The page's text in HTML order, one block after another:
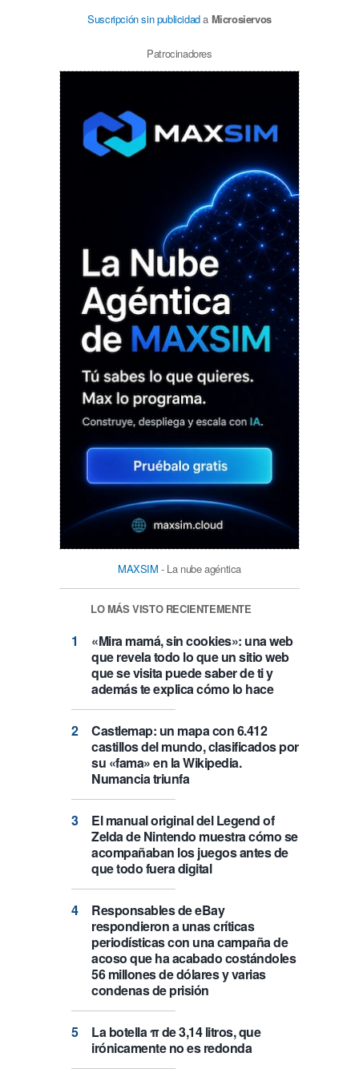
Suscripción sin publicidada Microsiervos
Patrocinadores
MAXSIM - La nube agéntica
LO MÁS VISTO RECIENTEMENTE
«Mira mamá, sin cookies»: una web
que revela todo lo que un sitio web
que se visita puede saber de ti y
además te explica cómo lo hace
Castlemap: un mapa con 6.412
castillos del mundo, clasificados por
su «fama» en la Wikipedia.
Numancia triunfa
El manual original del Legend of
Zelda de Nintendo muestra cómo se
acompañaban los juegos antes de
que todo fuera digital
Responsables de eBay
respondieron a unas críticas
periodísticas con una campaña de
acoso que ha acabado costándoles
56 millones de dólares y varias
condenas de prisión
La botella π de 3,14 litros, que
irónicamente no es redonda